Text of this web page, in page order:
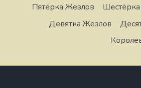
Пятёрка Жезлов
Девятка Жезлов